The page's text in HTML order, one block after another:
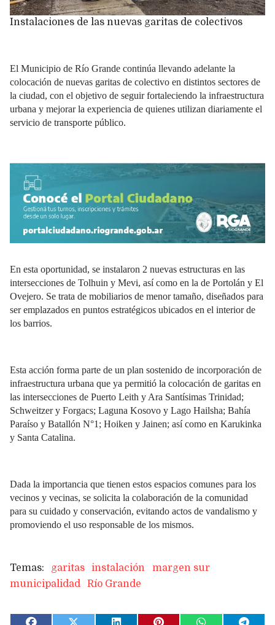
Instalaciones de las nuevas garitas de colectivos
El Municipio de Río Grande continúa llevando adelante la
colocación de nuevas garitas de colectivo en distintos sectores de
la ciudad, con el objetivo de seguir fortaleciendo la infraestructura
urbana y mejorar la experiencia de quienes utilizan diariamente el
servicio de transporte público.
En esta oportunidad, se instalaron 2 nuevas estructuras en las
intersecciones de Tolhuin y Mevi, así como en la de Portolán y El
Ovejero. Se trata de mobiliarios de menor tamaño, diseñados para
ser emplazados en puntos estratégicos ubicados en el interior de
los barrios.
Esta acción forma parte de un plan sostenido de incorporación de
infraestructura urbana que ya permitió la colocación de garitas en
las intersecciones de Puerto Leith y Ara Santísimas Trinidad;
Schweitzer y Forgacs; Laguna Kosovo y Lago Hailsha; Bahía
Paraíso y Batallón N°1; Hoiken y Jainen; así como en Karukinka
y Santa Catalina.
Dada la importancia que tienen estos espacios comunes para los
vecinos y vecinas, se solicita la colaboración de la comunidad
para su cuidado y conservación, evitando actos de vandalismo y
promoviendo el uso responsable de los mismos.
garitas instalación
margen sur
municipalidad
Río Grande